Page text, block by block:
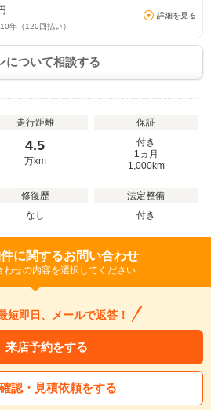
10年（120 回払い）
詳細を見る
について相談する
走行距離
4.5
万km
保証
付き
1ヵ月
1,000km
修復歴
なし
法定整備
付き
に関するお問い合わせ
わせの内容を選択してください
短即日、メールで返答！
来店予約をする
認・見積依頼をする